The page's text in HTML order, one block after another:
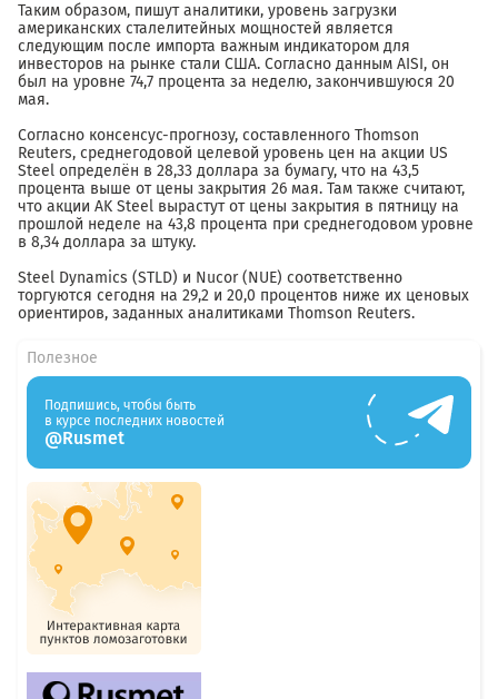
Таким образом, пишут аналитики, уровень загрузки
американских сталелитейных мощностей является
следующим после импорта важным индикатором для
инвесторов на рынке стали США. Согласно данным AISI, он
был на уровне 74,7 процента за неделю, закончившуюся 20
мая.
Согласно консенсус-прогнозу, составленного Thomson
Reuters, среднегодовой целевой уровень цен на акции US
Steel определён в 28,33 доллара за бумагу, что на 43,5
процента выше от цены закрытия 26 мая. Там также считают,
что акции AK Steel вырастут от цены закрытия в пятницу на
прошлой неделе на 43,8 процента при среднегодовом уровне
в 8,34 доллара за штуку.
Steel Dynamics (STLD) и Nucor (NUE) соответственно
торгуются сегодня на 29,2 и 20,0 процентов ниже их ценовых
ориентиров, заданных аналитиками Thomson Reuters.
Полезное
Подпишись, чтобы быть
в курсе последних новостей
@Rusmet